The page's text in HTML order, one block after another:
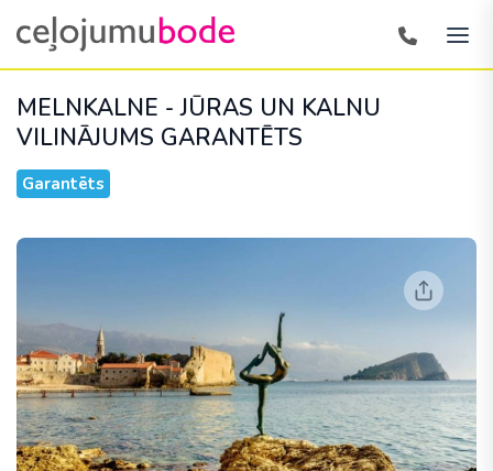
MELNKALNE - JŪRAS UN KALNU
VILINĀJUMS GARANTĒTS
Garantēts